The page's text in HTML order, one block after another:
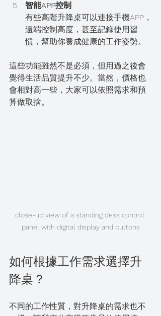
智能APP控制
有些高階升降桌可以連接手機APP，
遠端控制高度，甚至記錄使用習
慣，幫助你養成健康的工作姿勢。
這些功能雖然不是必須，但用過之後會
覺得生活品質提升不少。當然，價格也
會相對高一些，大家可以依照需求和預
算做取捨。
close-up view of a standing desk control
panel with digital display and buttons
如何根據工作需求選擇升
降桌？
不同的工作性質，對升降桌的需求也不